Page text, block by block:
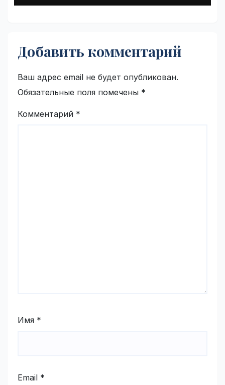
Добавить комментарий
Ваш адрес email не будет опубликован.
Обязательные поля помечены *
Комментарий *
Имя *
Email *